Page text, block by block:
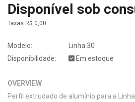
Disponível sob
Taxas R$ 0,00
Modelo:
Linha 30
Disponibilidade:
Em estoque
OVERVIEW
Perfil extrudado de alumínio para a